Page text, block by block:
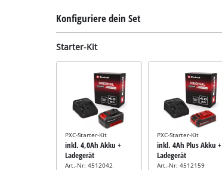
Konfiguriere dein Set
Starter-Kit
PXC-Starter-Kit
inkl. 4,0Ah Akku +
Ladegerät
Art.-Nr: 4512042
PXC-Starter-Kit
inkl. 4Ah Plus Akku +
Ladegerät
Art.-Nr: 4512159